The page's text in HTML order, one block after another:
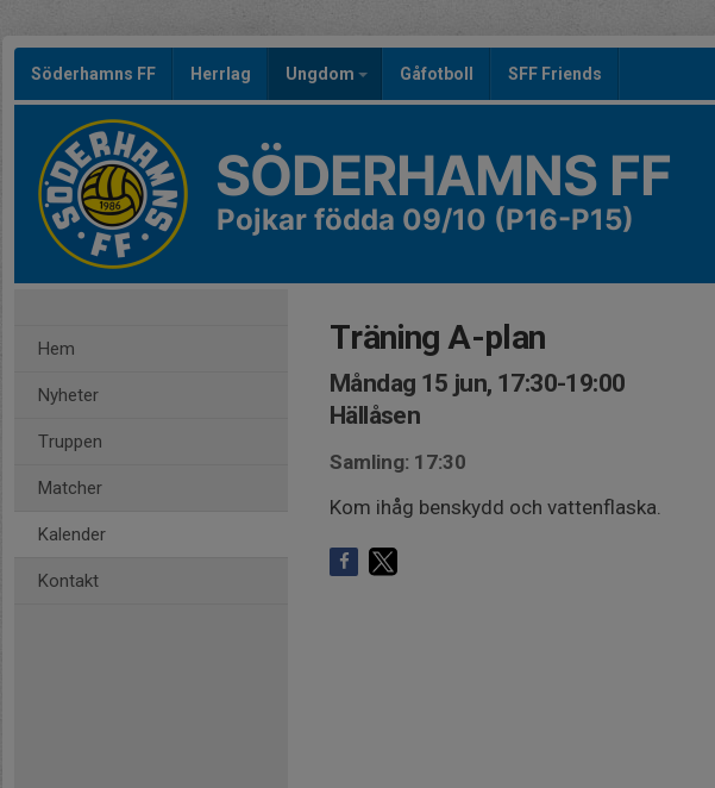
Söderhamns FF Herrlag Ungdom Gåfotboll SFF Friends
SÖDERHAMNS FF
Pojkar födda 09/10 (P16-P15)
Hem
Nyheter
Truppen
Matcher
Kalender
Kontakt
Träning A-plan
Måndag 15 jun, 17:30-19:00
Hällåsen
Samling: 17:30
Kom ihåg benskydd och vattenflaska.